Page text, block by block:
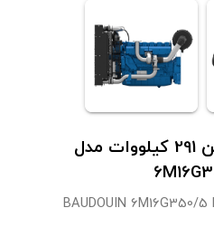
موتور دیزل بادوین 291 کیلووات مدل
BAUDOUIN 6M16G350/5